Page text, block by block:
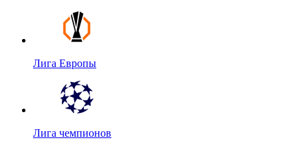
Лига Европы
Лига чемпионов